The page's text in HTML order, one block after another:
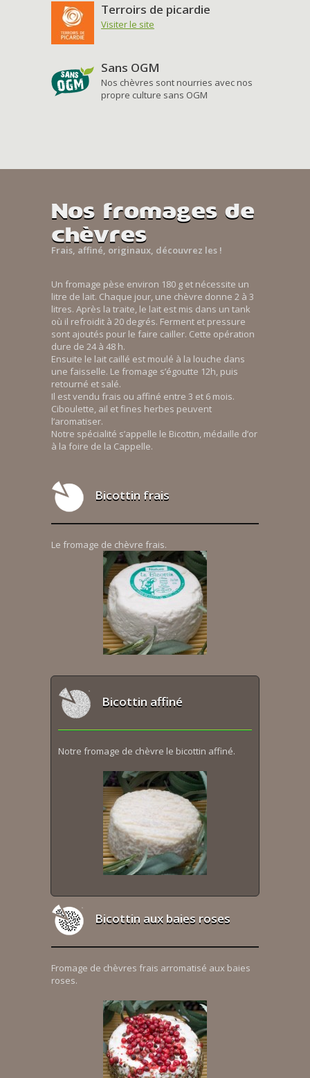
Terroirs de picardie
Visiter le site
Sans OGM
Nos chèvres sont nourries avec nos
propre culture sans OGM
Nos fromages de
chèvres
Frais, affiné, originaux, découvrez les !
Un fromage pèse environ 180 g et nécessite un
litre de lait. Chaque jour, une chèvre donne 2 à 3
litres. Après la traite, le lait est mis dans un tank
où il refroidit à 20 degrés. Ferment et pressure
sont ajoutés pour le faire cailler. Cette opération
dure de 24 à 48 h.
Ensuite le lait caillé est moulé à la louche dans
une faisselle. Le fromage s’égoutte 12h, puis
retourné et salé.
Il est vendu frais ou affiné entre 3 et 6 mois.
Ciboulette, ail et fines herbes peuvent
l’aromatiser.
Notre spécialité s’appelle le Bicottin, médaille d’or
à la foire de la Cappelle.
Bicottin frais
Le fromage de chèvre frais.
Bicottin affiné
Notre fromage de chèvre le bicottin affiné.
Bicottin aux baies roses
Fromage de chèvres frais arromatisé aux baies
roses.